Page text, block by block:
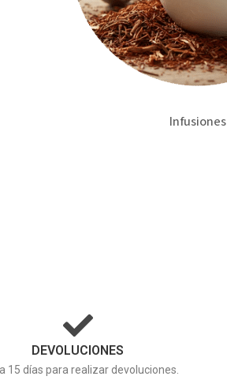
Infusiones
DEVOLUCIONES
15 días para realizar devoluciones.